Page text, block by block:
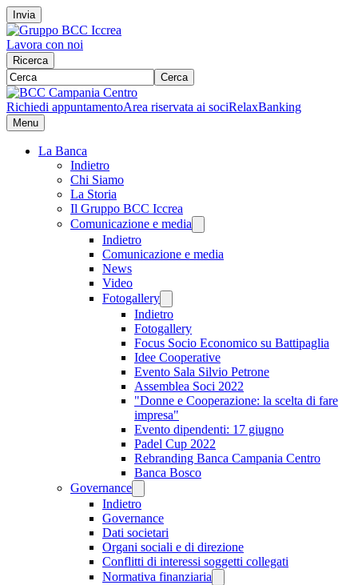
Invia
Lavora con noi
Ricerca
Cerca
Richiedi appuntamentoArea riservata ai sociRelaxBanking
Menu
La Banca
Indietro
Chi Siamo
La Storia
Il Gruppo BCC Iccrea
Comunicazione e media
Indietro
Comunicazione e media
News
Video
Fotogallery
Indietro
Fotogallery
Focus Socio Economico su Battipaglia
Idee Cooperative
Evento Sala Silvio Petrone
Assemblea Soci 2022
"Donne e Cooperazione: la scelta di fare
impresa"
Evento dipendenti: 17 giugno
Padel Cup 2022
Rebranding Banca Campania Centro
Banca Bosco
Governance
Indietro
Governance
Dati societari
Organi sociali e di direzione
Conflitti di interessi soggetti collegati
Normativa finanziaria